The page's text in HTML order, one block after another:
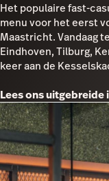
Het populaire fast-
menu voor het eerst
Maastricht. Vandaag
Eindhoven, Tilburg,
keer aan de
Lees ons uitgebreide